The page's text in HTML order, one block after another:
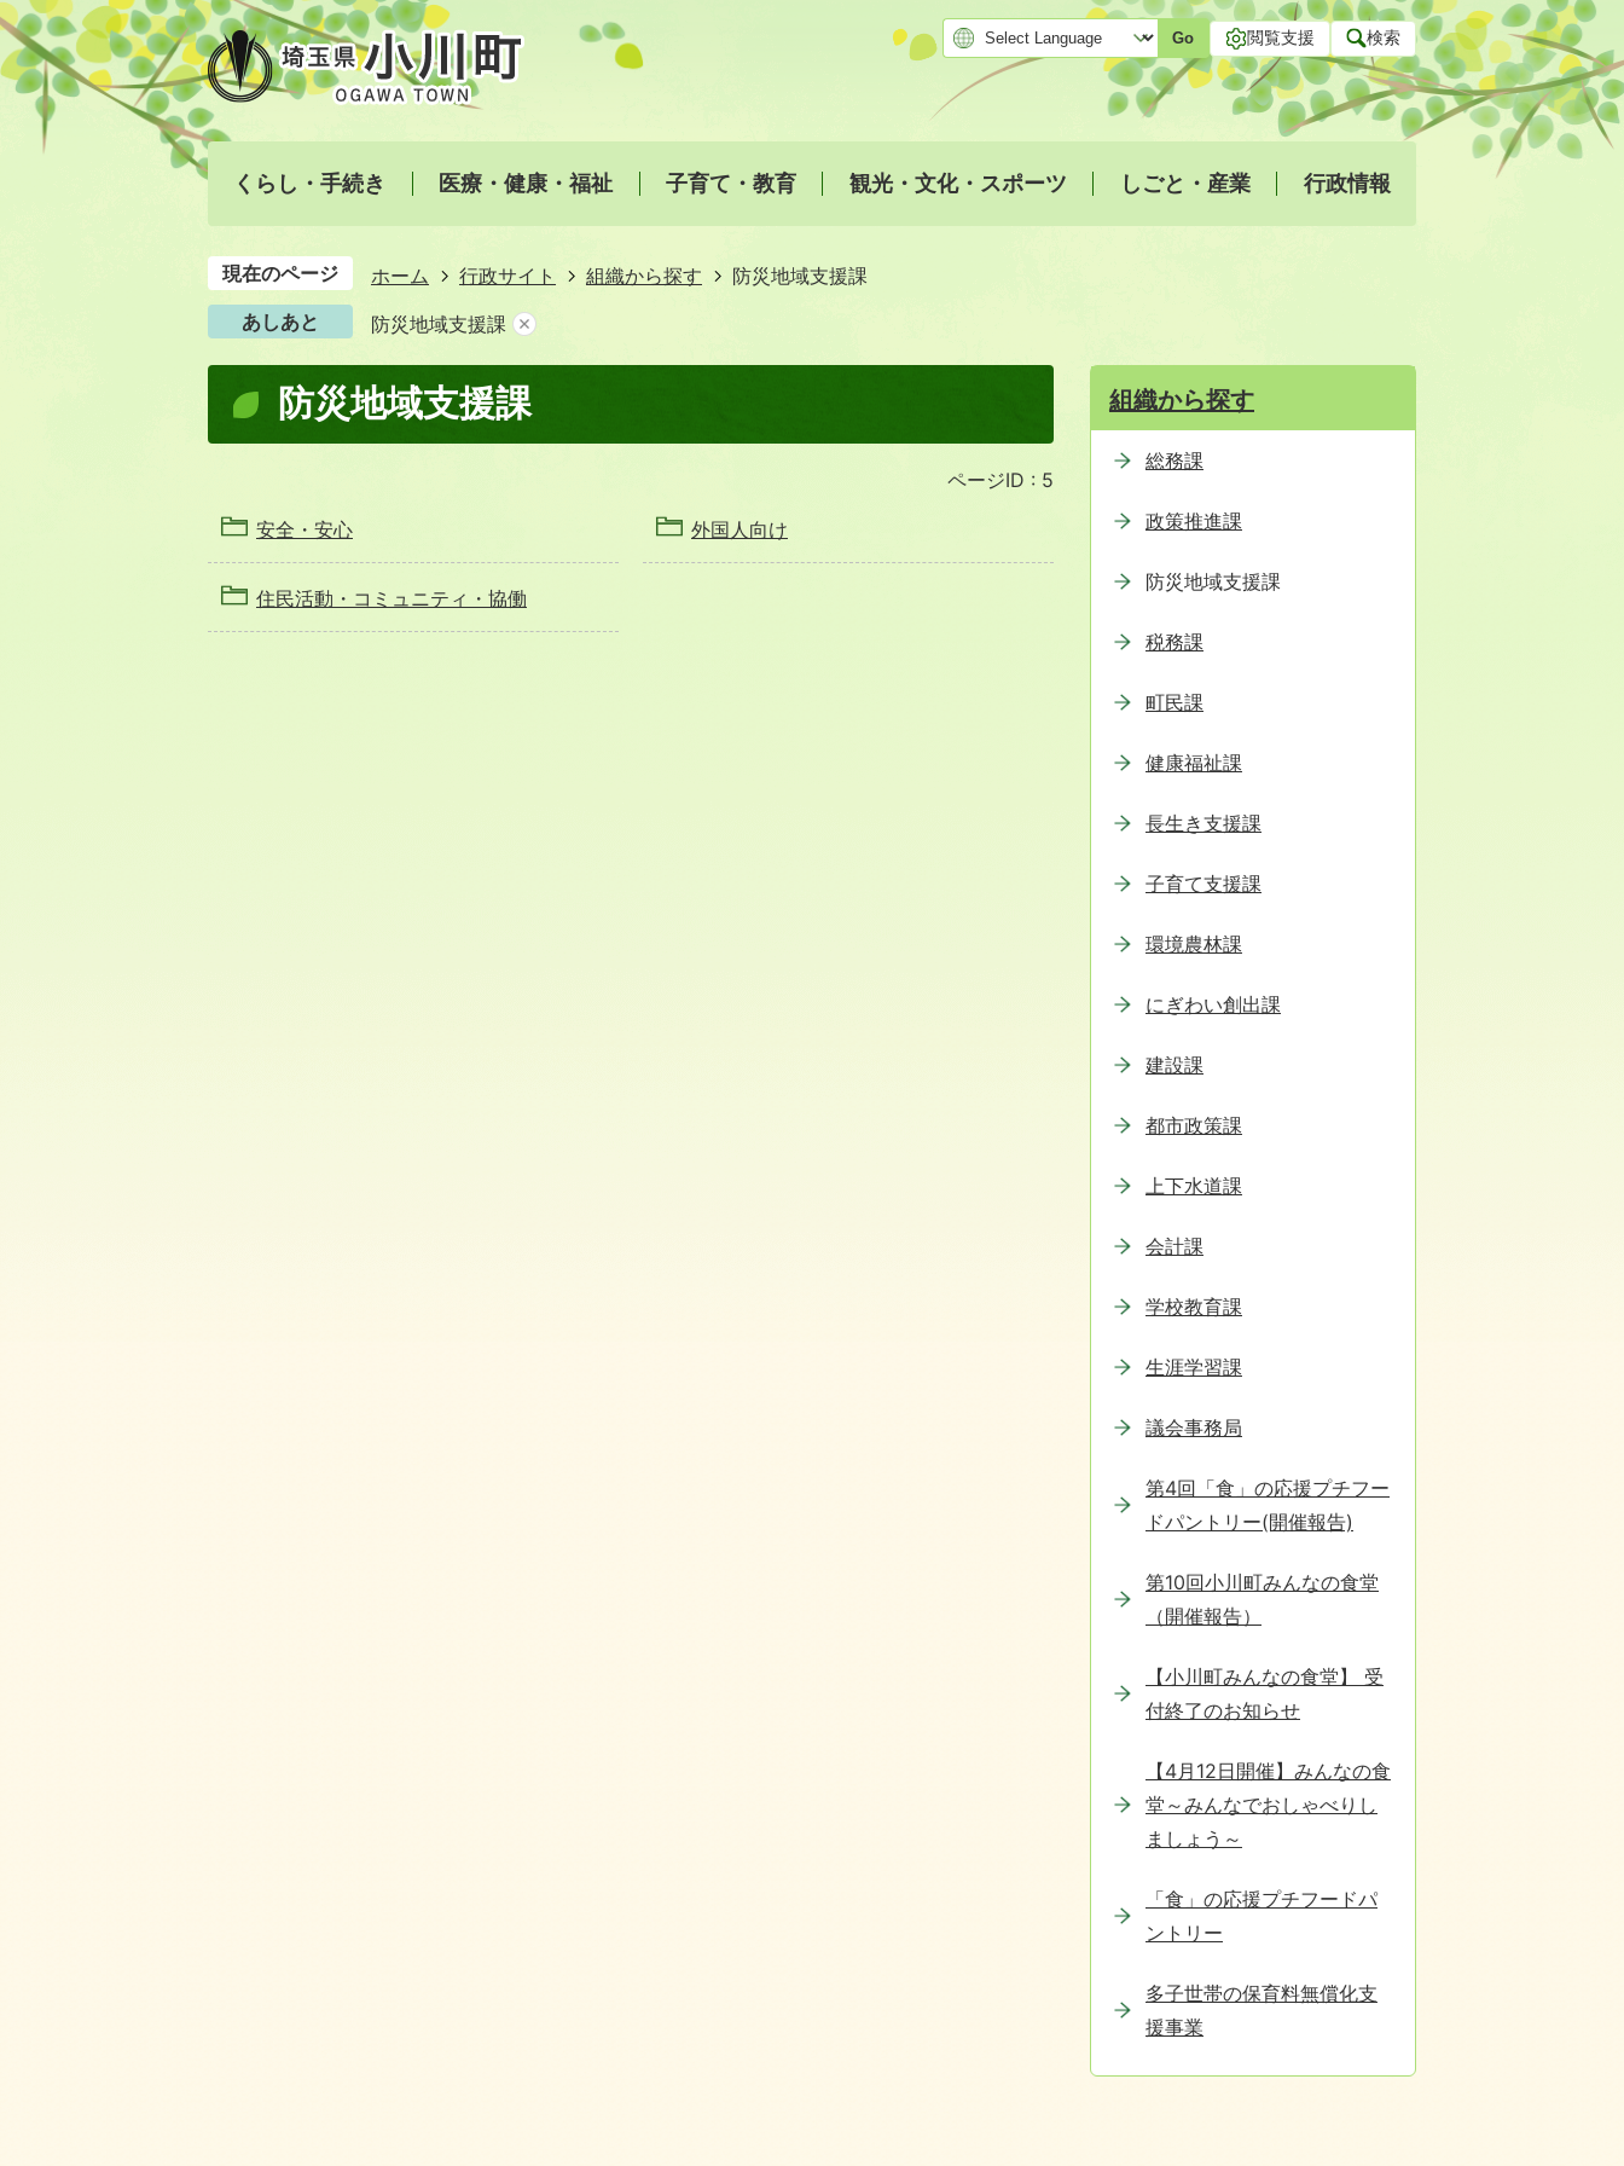
Go 閲覧支援 検索
くらし・手続き 医療・健康・福祉 子育て・教育 観光・文化・スポーツ しごと・産業 行政情報
現在のページ ホーム 行政サイト 組織から探す
防災地域支援課
あしあと
防災地域支援課
防災地域支援課
ページID : 5
安全・安心 外国人向け
住民活動・コミュニティ・協働
組織から探す
総務課
政策推進課
防災地域支援課
税務課
町民課
健康福祉課
長生き支援課
子育て支援課
環境農林課
にぎわい創出課
建設課
都市政策課
上下水道課
会計課
学校教育課
生涯学習課
議会事務局
第4回「食」の応援プチフー
ドパントリー(開催報告)
第10回小川町みんなの食堂
（開催報告）
【小川町みんなの食堂】 受
付終了のお知らせ
【4月12日開催】みんなの食
堂～みんなでおしゃべりし
ましょう～
「食」の応援プチフードパ
ントリー
多子世帯の保育料無償化支
援事業